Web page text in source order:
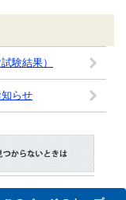
験結果）
知らせ